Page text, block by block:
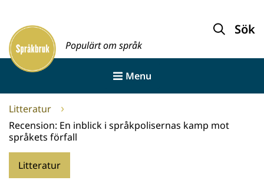
innehållet
Framsida
Populärt om språk
Sök
Menu
Litteratur
Recension: En inblick i språkpolisernas kamp mot
språkets förfall
Litteratur